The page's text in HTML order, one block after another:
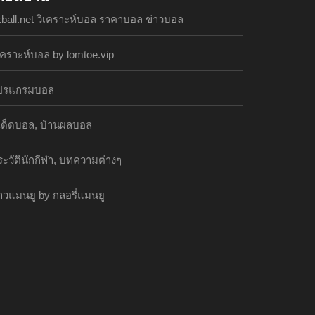
วิเคราะห์บอล ราคาบอล ข่าวบอล
ราะห์บอล by lomtoe.vip
รแกรมบอล
ด็ดบอล, บ้านผลบอล
ะวัตินักกีฬา, บทความต่างๆ
วแมนยู by กลอรี่แมนยู